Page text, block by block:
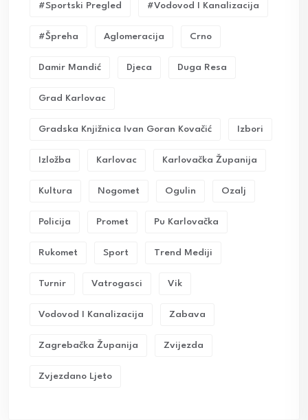
#sportski Pregled #vodovod I Kanalizacija
#Špreha Aglomeracija Crno
Damir Mandić Djeca Duga Resa
Grad Karlovac
Gradska Knjižnica Ivan Goran Kovačić Izbori
Izložba Karlovac Karlovačka Županija
Kultura Nogomet Ogulin Ozalj
Policija Promet Pu Karlovačka
Rukomet Sport Trend Mediji
Turnir Vatrogasci Vik
Vodovod I Kanalizacija Zabava
Zagrebačka Županija Zvijezda
Zvjezdano Ljeto